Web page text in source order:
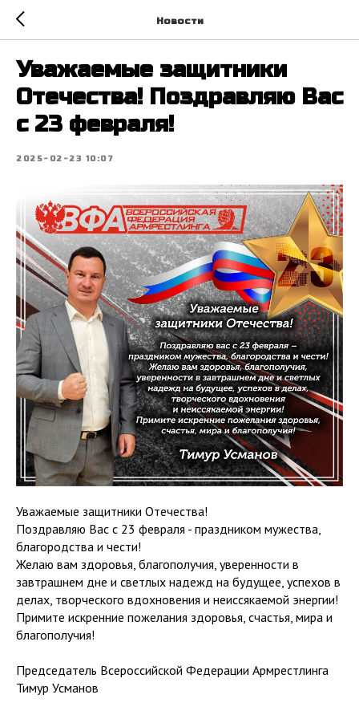
Новости
Уважаемые защитники
Отечества! Поздравляю Вас
с 23 февраля!
2025-02-23 10:07
Уважаемые защитники Отечества!
Поздравляю Вас с 23 февраля - праздником мужества,
благородства и чести!
Желаю вам здоровья, благополучия, уверенности в
завтрашнем дне и светлых надежд на будущее, успехов в
делах, творческого вдохновения и неиссякаемой энергии!
Примите искренние пожелания здоровья, счастья, мира и
благополучия!
Председатель Всероссийской Федерации Армрестлинга
Тимур Усманов